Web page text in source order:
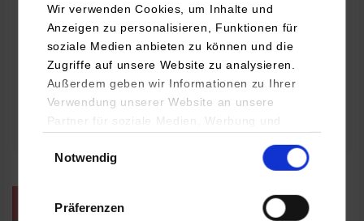
Wir verwenden Cookies, um Inhalte und
Anzeigen zu personalisieren, Funktionen für
soziale Medien anbieten zu können und die
Zugriffe auf unsere Website zu analysieren.
Außerdem geben wir Informationen zu Ihrer
Verwendung unserer Website an unsere
Partner für soziale Medien, Werbung und
YouTube, Google Maps) führen diese
Daten zusammen, die Sie ihnen bereitgestellt
haben oder die sie im Rahmen Ihrer Nutzung
Notwendig
Präferenzen
16.09.2026 - 17.09.2026
Im Mittelpunkt stehen elektrische Antriebe, moderne
Batterietechnologien und innovative Fahrzeugkonzepte für
nachhaltige Mobilität in Stadt und…
weitere Veranstaltungen / Termine